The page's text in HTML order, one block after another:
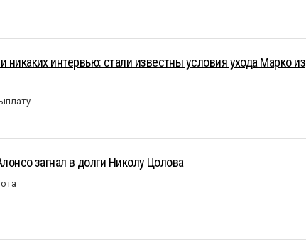
никаких интервью: стали известны условия ухода Марко из
загнал в долги Николу Цолова